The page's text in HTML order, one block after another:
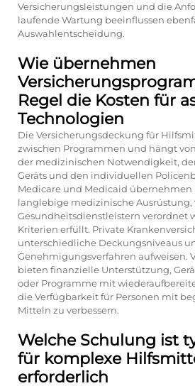
Versicherungsleistungen und die
laufende Wartung beeinflussen
Auswahlentscheidung.
Wie übernehmen
Regel die Kosten für
Technologien
Die Versicherungsdeckung für
zwischen Programmen und hängt
der medizinischen Notwendigkeit,
Geräts und den individuellen
Medicare und Medicaid übernehmen
langlebige medizinische Ausrüstung,
Gesundheitsdienstleistern verordnet
Kriterien erfüllt. Private
unterschiedliche Deckungsniveaus
Genehmigungsverfahren aufweisen.
bieten finanzielle Unterstützung,
oder Programme mit
die Verfügbarkeit für Personen mit
Mitteln zu verbessern.
Welche Schulung ist
für komplexe
erforderlich